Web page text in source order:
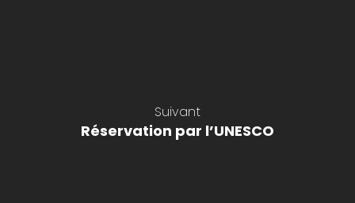
Suivant
Réservation par l’UNESCO